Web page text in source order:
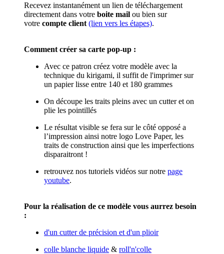
Recevez instantanément un lien de téléchargement
directement dans votre boite mail ou bien sur
votre compte client (lien vers les étapes).
Comment créer sa carte pop-up :
Avec ce patron créez votre modèle avec la
technique du kirigami, il suffit de l'imprimer sur
un papier lisse entre 140 et 180 grammes
On découpe les traits pleins avec un cutter et on
plie les pointillés
Le résultat visible se fera sur le côté opposé a
l’impression ainsi notre logo Love Paper, les
traits de construction ainsi que les imperfections
disparaitront !
retrouvez nos tutoriels vidéos sur notre page
youtube.
Pour la réalisation de ce modèle vous aurrez besoin
:
d'un cutter de précision et d'un plioir
colle blanche liquide & roll'n'colle